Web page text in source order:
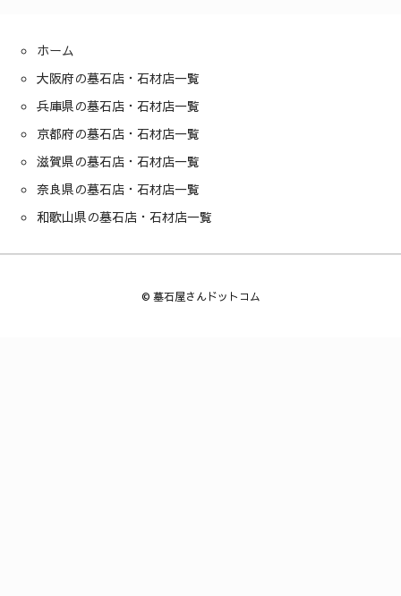
ホーム
大阪府の墓石店・石材店一覧
兵庫県の墓石店・石材店一覧
京都府の墓石店・石材店一覧
滋賀県の墓石店・石材店一覧
奈良県の墓石店・石材店一覧
和歌山県の墓石店・石材店一覧
© 墓石屋さんドットコム